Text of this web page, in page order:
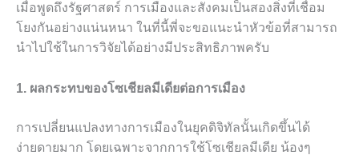
เมื่อพูดถึงรัฐศาสตร์ การเมืองและสังคมเป็นสองสิ่งที่เชื่อม
โยงกันอย่างแน่นหนา ในที่นี้พี่จะขอแนะนำหัวข้อที่สามารถ
นำไปใช้ในการวิจัยได้อย่างมีประสิทธิภาพครับ
1. ผลกระทบของโซเชียลมีเดียต่อการเมือง
การเปลี่ยนแปลงทางการเมืองในยุคดิจิทัลนั้นเกิดขึ้นได้
ง่ายดายมาก โดยเฉพาะจากการใช้โซเชียลมีเดีย น้องๆ